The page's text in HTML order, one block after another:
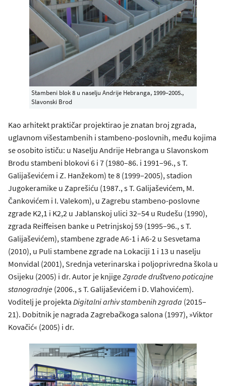
Stambeni blok 8 u naselju Andrije Hebranga, 1999–2005.,
Slavonski Brod
Kao arhitekt praktičar projektirao je znatan broj zgrada,
uglavnom višestambenih i stambeno-poslovnih, među kojima
se osobito ističu: u Naselju Andrije Hebranga u Slavonskom
Brodu stambeni blokovi 6 i 7 (1980–86. i 1991–96., s T.
Galijaševićem i Z. Hanžekom) te 8 (1999–2005), stadion
Jugokeramike u Zaprešiću (1987., s T. Galijaševićem, M.
Čankovićem i I. Valekom), u Zagrebu stambeno-poslovne
zgrade K2,1 i K2,2 u Jablanskoj ulici 32–54 u Rudešu (1990),
zgrada Reiffeisen banke u Petrinjskoj 59 (1995–96., s T.
Galijaševićem), stambene zgrade A6-1 i A6-2 u Sesvetama
(2010), u Puli stambene zgrade na Lokaciji 1 i 13 u naselju
Monvidal (2001), Srednja veterinarska i poljoprivredna škola u
Osijeku (2005) i dr. Autor je knjigeZgrade društveno poticajne
stanogradnje (2006., s T. Galijaševićem i D. Vlahovićem).
Voditelj je projekta Digitalni arhiv stambenih zgrada (2015–
21). Dobitnik je nagrada Zagrebačkoga salona (1997), »Viktor
Kovačić« (2005) i dr.